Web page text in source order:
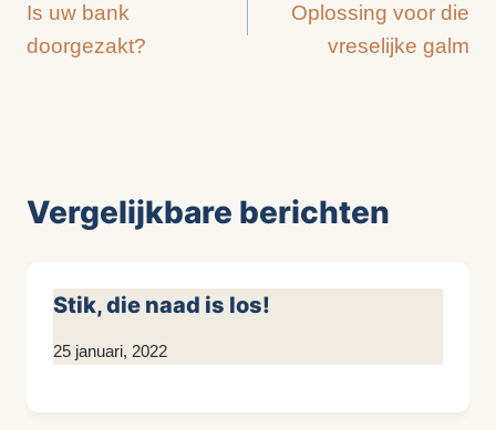
navigatie
Is uw bank
doorgezakt?
Oplossing voor die
vreselijke galm
Vergelijkbare berichten
Stik, die naad is los!
Door
25 januari, 2022